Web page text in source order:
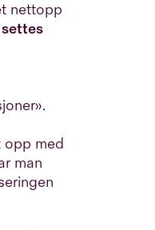
nettopp
opp med
man